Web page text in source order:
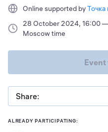
Online supported by
28 October 2024, 16:00
Moscow time
Share:
ALREADY PARTICIPATING: